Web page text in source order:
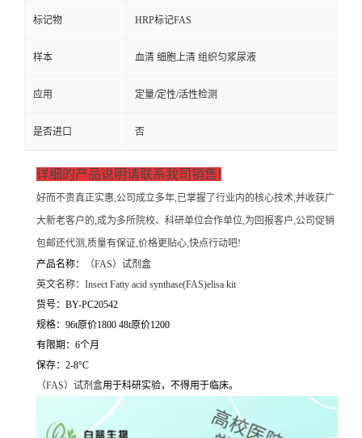
标记物 HRP标记FAS
样本 血清 细胞上清 组织匀浆尿液
应用 定量/定性/活性检测
是否进口 否
详细的产品说明请联系我司销售!
好而不贵真正实惠,公司成立多年,已掌握了行业内的核心技术,并收获广
大新老客户的,成为多所院校、科研单位合作单位,为回报客户,公司促销
包邮还代测,质量有保证,价格更贴心,快点行动吧!
产品名称：
（FAS）试剂盒
英文名称： Insect Fatty acid synthase(FAS)elisa kit
货号：BY-PC20542
规格：96t原价1800 48t原价1200
有限期：6个月
保存：2-8°C
（FAS）试剂盒用于科研实验，不得用于临床。